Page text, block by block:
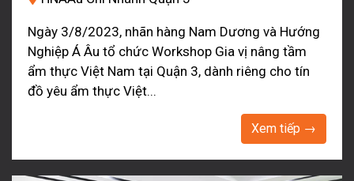
Ngày 3/8/2023, nhãn hàng Nam Dương và Hướng
Nghiệp Á Âu tổ chức Workshop Gia vị nâng tầm
ẩm thực Việt Nam tại Quận 3, dành riêng cho tín
đồ yêu ẩm thực Việt...
Xem tiếp →